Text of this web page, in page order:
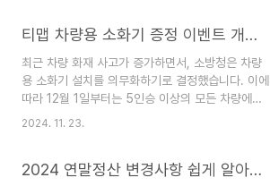
65세 이상이어야 합니다. (2024년 기준, 1959
년..
카오톡 친구를 효과적으로 관리하는 방법을 알아보
요? 🎯카카오톡 송금하기 이용 방법 및 주의사항카
카오톡 백업 방법 및 주의 사항카카오톡 다크모드
바꾸는 방법카톡 글자 크기를 크게 & 작게 조절하는
방법카카오톡의 즐겨찾기 및 채팅방 상단 고정하는
메시지 발송하는 방법카카오톡 톡서랍 이용하는 방
법 카카오톡 친구..
티맵 차량용 소화기 증정 이벤트 개요 및 핸드폰 앱 참여 방법
최근 차량 화재 사고가 증가하면서, 소방청은 차량
용 소화기 설치를 의무화하기로 결정했습니다. 이에
따라 12월 1일부터는 5인승 이상의 모든 차량에는
‘자동차 겸용’ 소화기를 비치해야 합니다. 소화기
진행하는데요'차량용 소화기 증정 이벤트'로 참여
2024. 11. 23.
2024 연말정산 변경사항 쉽게 알아보기 표준 구간, 주거비, 식대, 영화관람료 등